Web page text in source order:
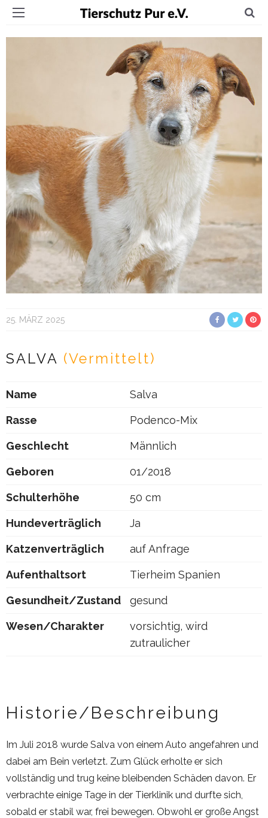
25. MÄRZ 2025
SALVA (Vermittelt)
Name Salva
Rasse Podenco-Mix
Geschlecht Männlich
Geboren 01/2018
Schulterhöhe 50 cm
Hundeverträglich Ja
Katzenverträglich auf Anfrage
Aufenthaltsort Tierheim Spanien
Gesundheit/Zustand gesund
Wesen/Charakter
vorsichtig, wird
zutraulicher
Historie/Beschreibung
Im Juli 2018 wurde Salva von einem Auto angefahren und
dabei am Bein verletzt. Zum Glück erholte er sich
vollständig und trug keine bleibenden Schäden davon. Er
verbrachte einige Tage in der Tierklinik und durfte sich,
sobald er stabil war, frei bewegen. Obwohl er große Angst